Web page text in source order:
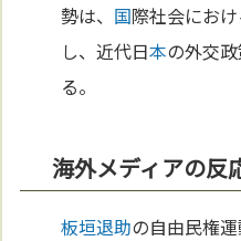
勢は、 国際社会にお
し、近代日本の外交
る。
海外メディアの反
板垣退助の自由民権